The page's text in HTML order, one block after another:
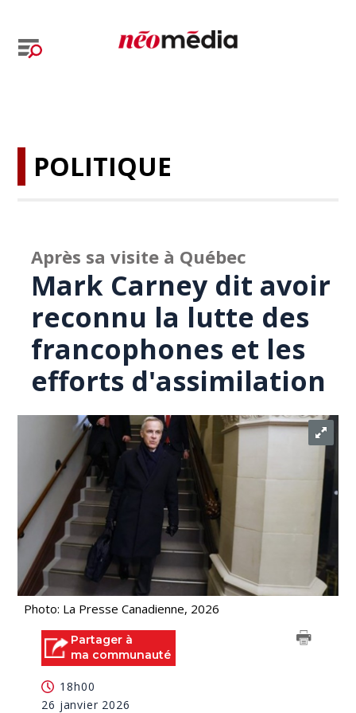
POLITIQUE
Après sa visite à Québec
Mark Carney dit avoir
reconnu la lutte des
francophones et les
efforts d'assimilation
Photo: La Presse Canadienne, 2026
Partager à
ma communauté
18h00
26 janvier 2026